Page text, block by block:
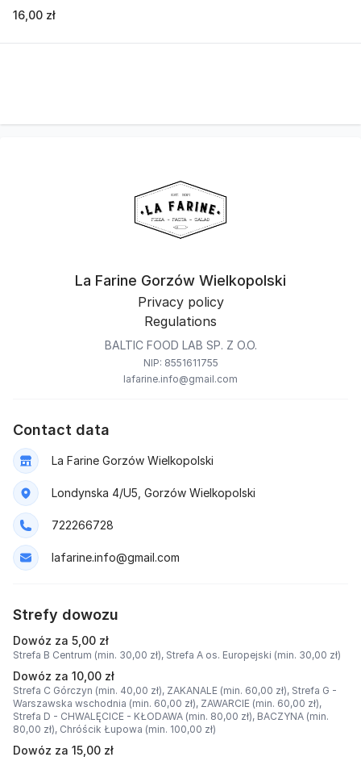
16,00 zł
La Farine Gorzów Wielkopolski
Privacy policy
Regulations
BALTIC FOOD LAB SP. Z O.O.
NIP: 8551611755
lafarine.info@gmail.com
Contact data
La Farine Gorzów Wielkopolski
Londynska 4/U5, Gorzów Wielkopolski
722266728
lafarine.info@gmail.com
Strefy dowozu
Dowóz za 5,00 zł
Strefa B Centrum (min. 30,00 zł), Strefa A os. Europejski (min. 30,00 zł)
Dowóz za 10,00 zł
Strefa C Górczyn (min. 40,00 zł), ZAKANALE (min. 60,00 zł), Strefa G -
Warszawska wschodnia (min. 60,00 zł), ZAWARCIE (min. 60,00 zł),
Strefa D - CHWALĘCICE - KŁODAWA (min. 80,00 zł), BACZYNA (min.
80,00 zł), Chróścik Łupowa (min. 100,00 zł)
Dowóz za 15,00 zł